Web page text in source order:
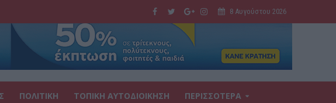
8 Αυγούστου 2026
ΠΟΛΙΤΙΚΗ ΤΟΠΙΚΗ ΑΥΤΟΔΙΟΙΚΗΣΗ ΠΕΡΙΣΣΟΤΕΡΑ